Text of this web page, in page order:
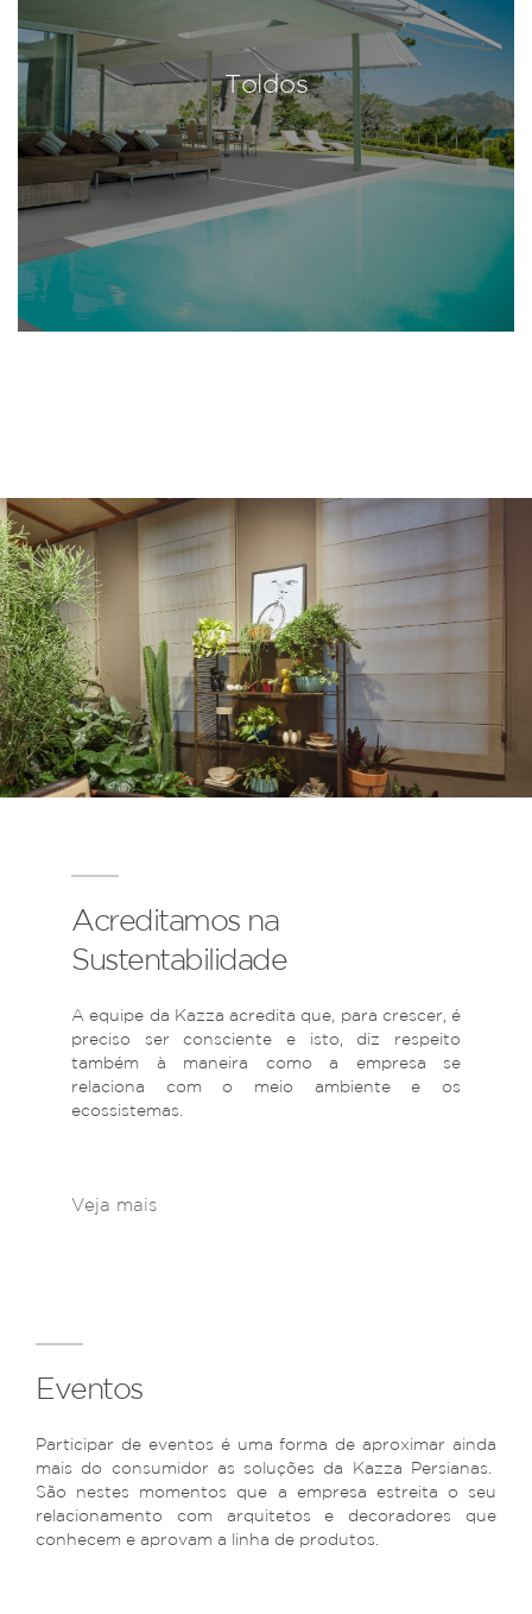
Toldos
Acreditamos na
Sustentabilidade
A equipe da Kazza acredita que, para crescer, é
preciso ser consciente e isto, diz respeito
também à maneira como a empresa se
relaciona com o meio ambiente e os
ecossistemas.
Veja mais
Eventos
Participar de eventos é uma forma de aproximar ainda
mais do consumidor as soluções da Kazza Persianas.
São nestes momentos que a empresa estreita o seu
relacionamento com arquitetos e decoradores que
conhecem e aprovam a linha de produtos.